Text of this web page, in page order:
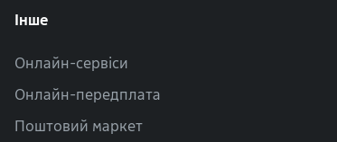
Інше
Онлайн-сервіси
Онлайн-передплата
Поштовий маркет